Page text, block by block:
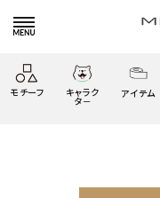
モチーフ キャラク
タ－
アイテム
HOME すべての商品